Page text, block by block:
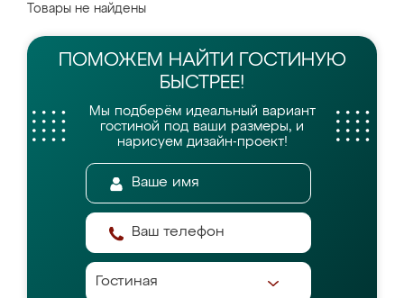
Товары не найдены
ПОМОЖЕМ НАЙТИ
ГОСТИНУЮ
БЫСТРЕЕ!
Мы подберём идеальный вариант
гостиной под ваши размеры, и
нарисуем дизайн-проект!